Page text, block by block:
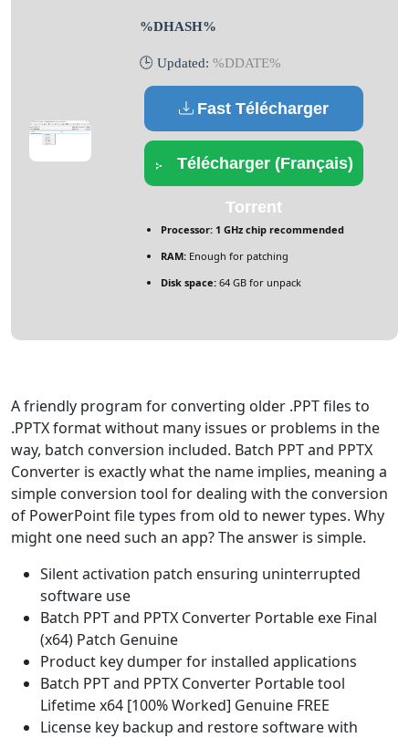
%DHASH%
🕒 Updated: %DDATE%
Fast Télécharger
(Français)
Télécharger (Français)
Torrent
Processor: 1 GHz chip recommended
RAM: Enough for patching
Disk space: 64 GB for unpack
A friendly program for converting older .PPT files to
.PPTX format without many issues or problems in the
way, batch conversion included. Batch PPT and PPTX
Converter is exactly what the name implies, meaning a
simple conversion tool for dealing with the conversion
of PowerPoint file types from old to newer types. Why
might one need such an app? The answer is simple.
Silent activation patch ensuring uninterrupted
software use
Batch PPT and PPTX Converter Portable exe Final
(x64) Patch Genuine
Product key dumper for installed applications
Batch PPT and PPTX Converter Portable tool
Lifetime x64 [100% Worked] Genuine FREE
License key backup and restore software with